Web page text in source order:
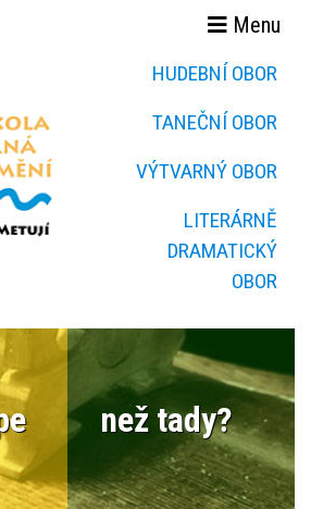
Menu
HUDEBNÍ OBOR
TANEČNÍ OBOR
VÝTVARNÝ OBOR
LITERÁRNĚ
DRAMATICKÝ
OBOR
než tady?